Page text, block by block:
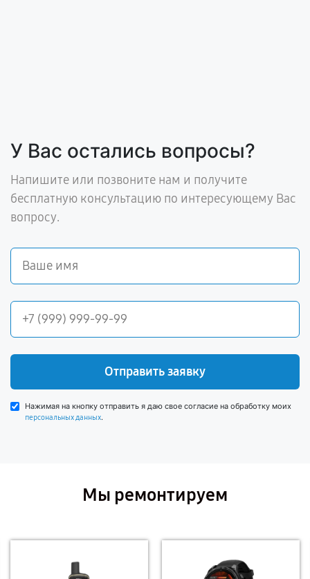
У Вас остались вопросы?
Напишите или позвоните нам и получите
бесплатную консультацию по интересующему Вас
вопросу.
Отправить заявку
Нажимая на кнопку отправить я даю свое согласие на обработку моих
персональных данных.
Мы ремонтируем